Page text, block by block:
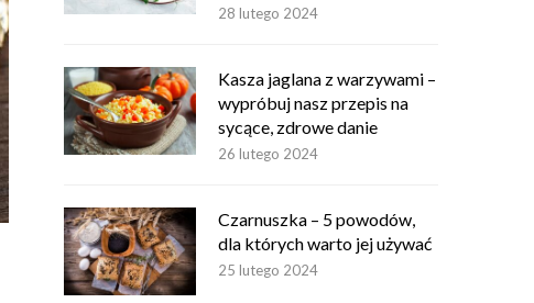
28 lutego 2024
Kasza jaglana z warzywami –
wypróbuj nasz przepis na
sycące, zdrowe danie
26 lutego 2024
Czarnuszka – 5 powodów,
dla których warto jej używać
25 lutego 2024